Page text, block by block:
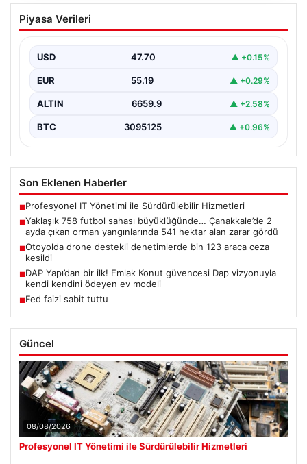
Yaklaşık 758 futbol sahası
büyüklüğünde… Çanakkale’de 2 ayda
alan zarar gördü
Piyasa Verileri
USD 47.70 ▲ +0.15%
EUR 55.19 ▲ +0.29%
ALTIN 6659.9 ▲ +2.58%
BTC 3095125 ▲ +0.96%
Son Eklenen Haberler
■Profesyonel IT Yönetimi ile Sürdürülebilir Hizmetleri
■Yaklaşık 758 futbol sahası büyüklüğünde… Çanakkale’de 2
ayda çıkan orman yangınlarında 541 hektar alan zarar gördü
■Otoyolda drone destekli denetimlerde bin 123 araca ceza
kesildi
■DAP Yapı’dan bir ilk! Emlak Konut güvencesi Dap vizyonuyla
kendi kendini ödeyen ev modeli
■Fed faizi sabit tuttu
Güncel
08/08/2026
Profesyonel IT Yönetimi ile Sürdürülebilir Hizmetleri